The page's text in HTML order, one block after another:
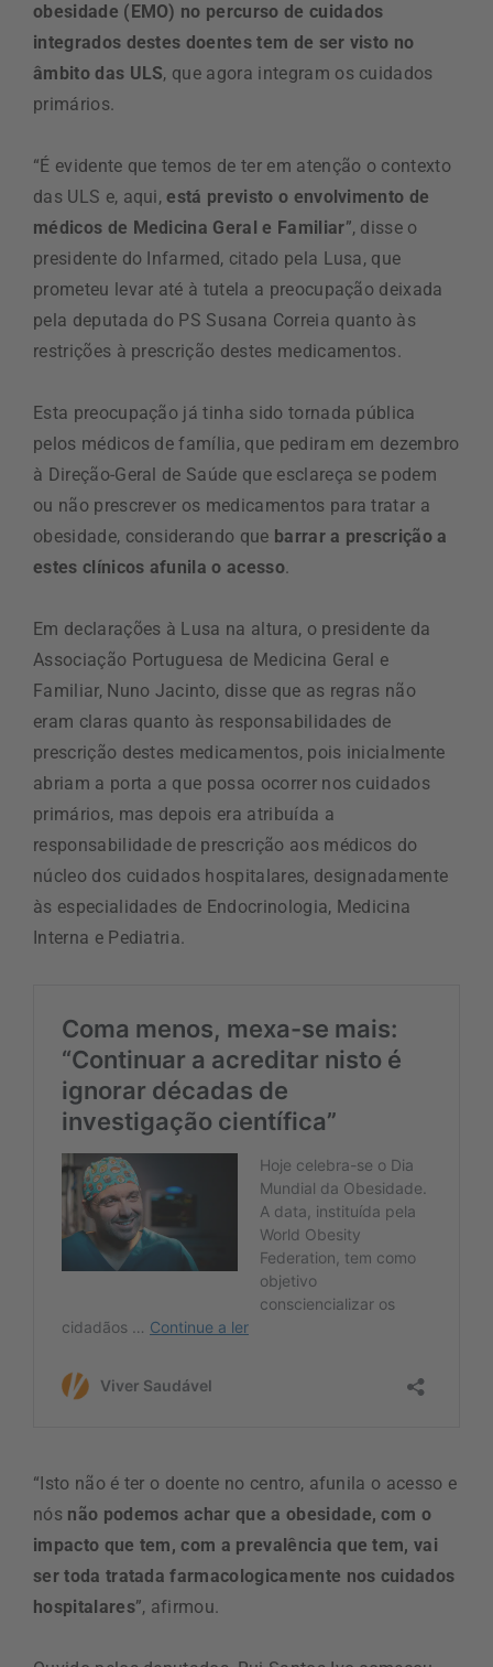
obesidade (EMO) no percurso de cuidados
integrados destes doentes tem de ser visto no
âmbito das ULS, que agora integram os cuidados
primários.
“É evidente que temos de ter em atenção o contexto
das ULS e, aqui,está previsto o envolvimento de
médicos de Medicina Geral e Familiar”, disse o
presidente do Infarmed, citado pela Lusa, que
prometeu levar até à tutela a preocupação deixada
pela deputada do PS Susana Correia quanto às
restrições à prescrição destes medicamentos.
Esta preocupação já tinha sido tornada pública
pelos médicos de família, que pediram em dezembro
à Direção-Geral de Saúde que esclareça se podem
ou não prescrever os medicamentos para tratar a
obesidade, considerando que barrar a prescrição a
estes clínicos afunila o acesso.
Em declarações à Lusa na altura, o presidente da
Associação Portuguesa de Medicina Geral e
Familiar, Nuno Jacinto, disse que as regras não
eram claras quanto às responsabilidades de
prescrição destes medicamentos, pois inicialmente
abriam a porta a que possa ocorrer nos cuidados
primários, mas depois era atribuída a
responsabilidade de prescrição aos médicos do
núcleo dos cuidados hospitalares, designadamente
às especialidades de Endocrinologia, Medicina
Interna e Pediatria.
“Isto não é ter o doente no centro, afunila o acesso e
nós não podemos achar que a obesidade, com o
impacto que tem, com a prevalência que tem, vai
ser toda tratada farmacologicamente nos cuidados
hospitalares”, afirmou.